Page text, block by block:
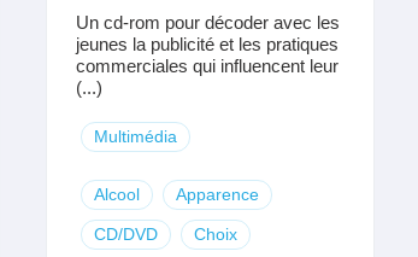
Un cd-rom pour décoder avec les
jeunes la publicité et les pratiques
commerciales qui influencent leur
(...)
Multimédia
Alcool Apparence
CD/DVD Choix